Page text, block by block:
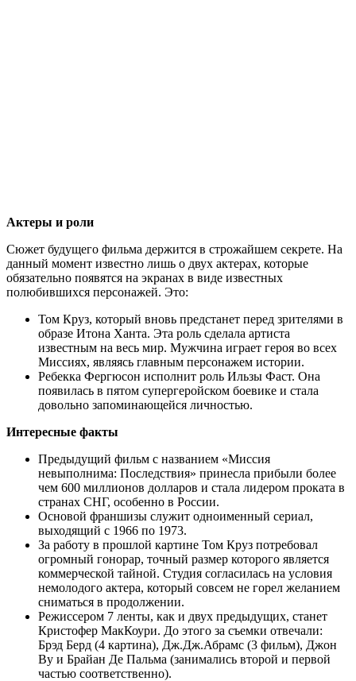
Актеры и роли
Сюжет будущего фильма держится в строжайшем секрете. На
данный момент известно лишь о двух актерах, которые
обязательно появятся на экранах в виде известных
полюбившихся персонажей. Это:
Том Круз, который вновь предстанет перед зрителями в
образе Итона Ханта. Эта роль сделала артиста
известным на весь мир. Мужчина играет героя во всех
Миссиях, являясь главным персонажем истории.
Ребекка Фергюсон исполнит роль Ильзы Фаст. Она
появилась в пятом супергеройском боевике и стала
довольно запоминающейся личностью.
Интересные факты
Предыдущий фильм с названием «Миссия
невыполнима: Последствия» принесла прибыли более
чем 600 миллионов долларов и стала лидером проката в
странах СНГ, особенно в России.
Основой франшизы служит одноименный сериал,
выходящий с 1966 по 1973.
За работу в прошлой картине Том Круз потребовал
огромный гонорар, точный размер которого является
коммерческой тайной. Студия согласилась на условия
немолодого актера, который совсем не горел желанием
сниматься в продолжении.
Режиссером 7 ленты, как и двух предыдущих, станет
Кристофер МакКоури. До этого за съемки отвечали:
Брэд Берд (4 картина), Дж.Дж.Абрамс (3 фильм), Джон
Ву и Брайан Де Пальма (занимались второй и первой
частью соответственно).